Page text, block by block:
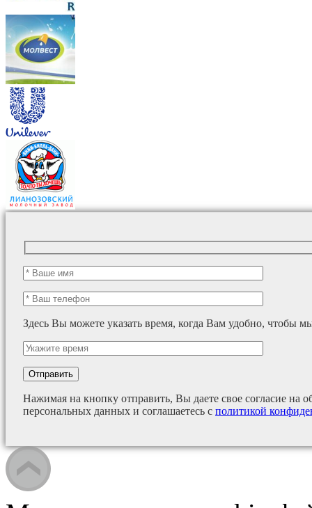
Здесь Вы можете указать время, когда Вам удобно, чтобы
Нажимая на кнопку отправить, Вы даете свое согласие на
персональных данных и соглашаетесь с политикой